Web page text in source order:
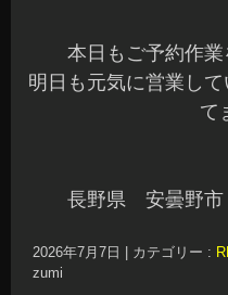
本日もご予約作業
明日も元気に営業し
て
長野県 安曇野市
2026年7月7日 | カテゴリー :
zumi